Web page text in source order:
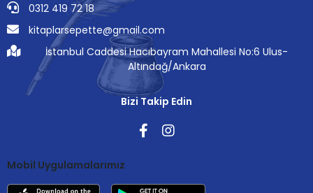
0312 419 72 18
kitaplarsepette@gmail.com
İstanbul Caddesi Hacıbayram Mahallesi No:6 Ulus-
Altındağ/Ankara
Bizi Takip Edin
Mobil Uygulamalarımız